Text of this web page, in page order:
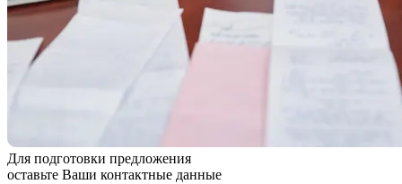
Для подготовки предложения
оставьте Ваши контактные данные